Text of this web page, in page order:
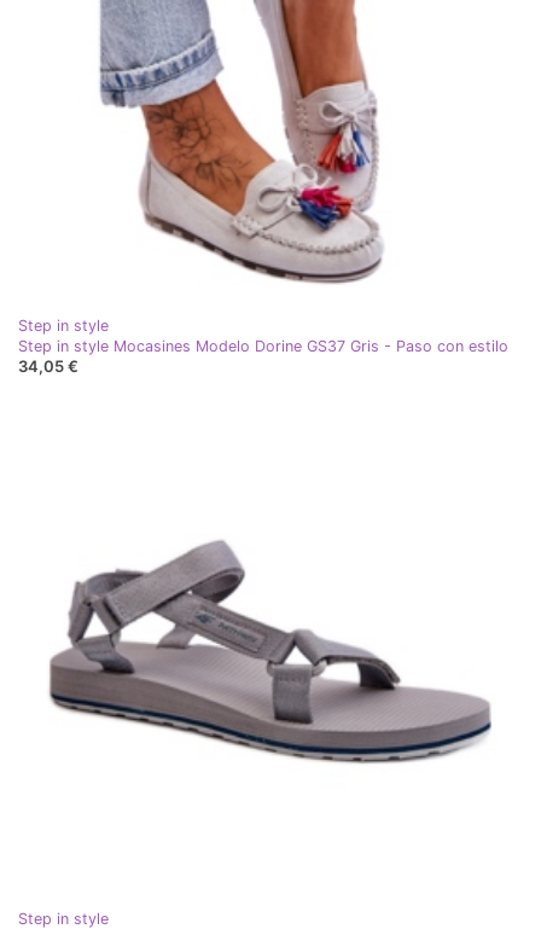
Step in style
Step in style Mocasines Modelo Dorine GS37 Gris - Paso con estilo
34,05 €
Step in style